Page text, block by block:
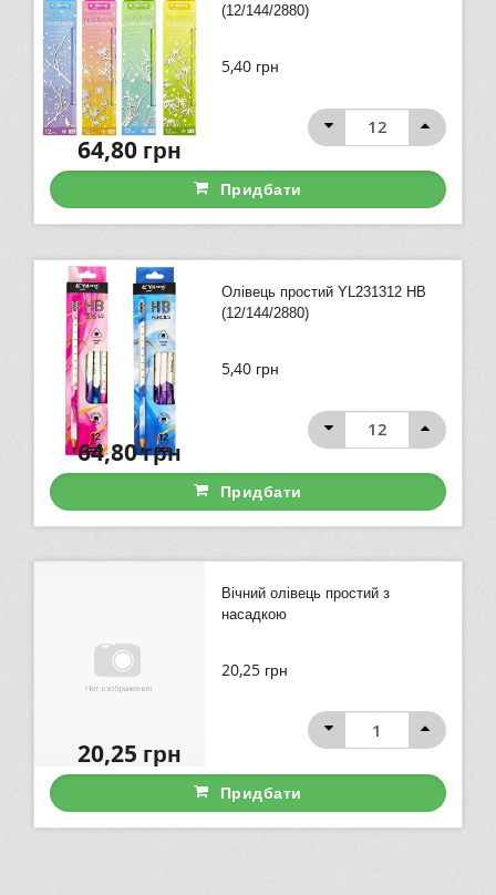
(12/144/2880)
5,40 грн
64,80грн
Придбати
Олівець простий YL231312 HB
(12/144/2880)
5,40 грн
64,80грн
Придбати
Вічний олівець простий з
насадкою
20,25 грн
20,25 грн
Придбати